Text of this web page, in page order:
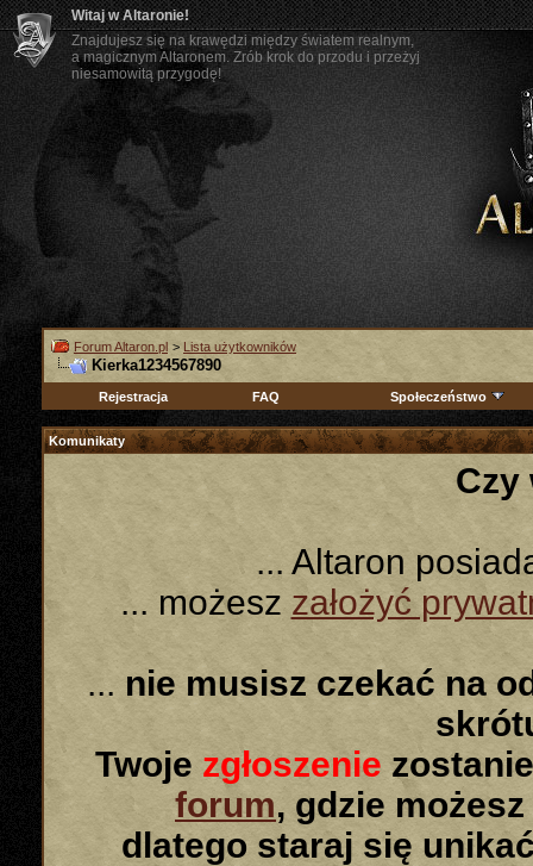
Witaj w Altaronie!
Znajdujesz się na krawędzi między światem realnym,
a magicznym Altaronem. Zrób krok do przodu i przeżyj
niesamowitą przygodę!
Forum Altaron.pl > Lista użytkowników
Kierka1234567890
Rejestracja FAQ Społeczeństwo
Komunikaty
Czy
... Altaron
... możeszzałożyć
... nie musisz czekać na
Twoje zgłoszenie
forum, gdzie
dlatego staraj się